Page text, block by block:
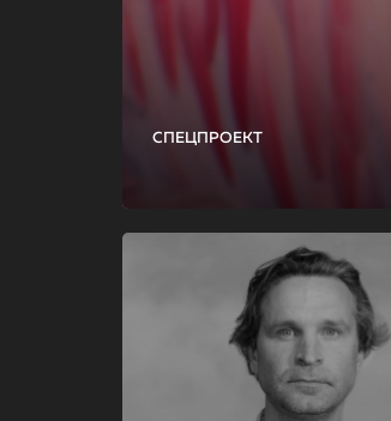
СПЕЦПРОЕКТ